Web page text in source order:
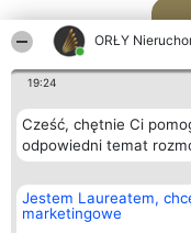
ORŁY
19:24
Cześć, chętnie Ci
odpowiedni temat
Jestem Laureatem,
marketingowe
Organizator plebiscytu
Bright Side Solutions sp. z o.
o. sp. k.